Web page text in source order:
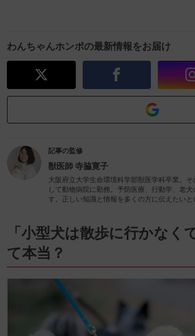
わんちゃんホンポの最新情報をお届け
記事の監修
獣医師 寺脇寛子
大阪府立大学生命環境科学部獣医学科卒業。
して動物病院に勤務。予防医療、行動学、老
す。正しい知識と情報を多くの方に伝えたい
「小型犬は散歩に行かなく
て本当？